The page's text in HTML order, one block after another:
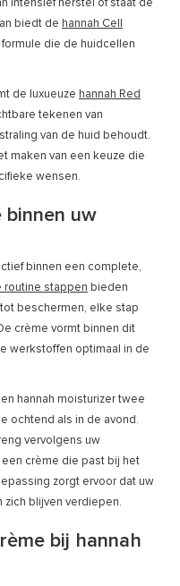
intensief herstel of staat de
biedt de hannah Cell
die de huidcellen
de luxueuze hannah Red
tekenen van
van de huid behoudt.
maken van een keuze die
wensen.
binnen uw
binnen een complete,
routine stappen bieden
beschermen, elke stap
crème vormt binnen dit
werkstoffen optimaal in de
hannah moisturizer twee
ochtend als in de avond.
vervolgens uw
crème die past bij het
zorgt ervoor dat uw
zich blijven verdiepen.
bij hannah